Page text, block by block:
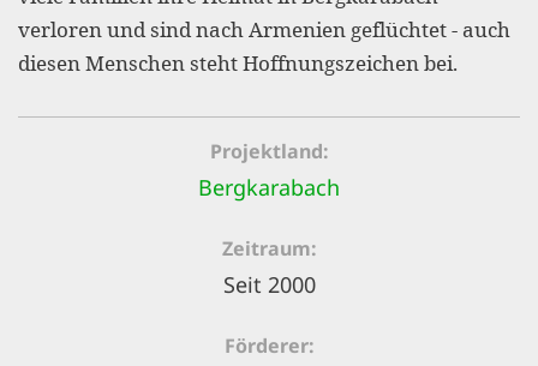
verloren und sind nach Armenien geflüchtet - auch
diesen Menschen steht Hoffnungszeichen bei.
Projektland
Bergkarabach
Zeitraum
Seit 2000
Förderer